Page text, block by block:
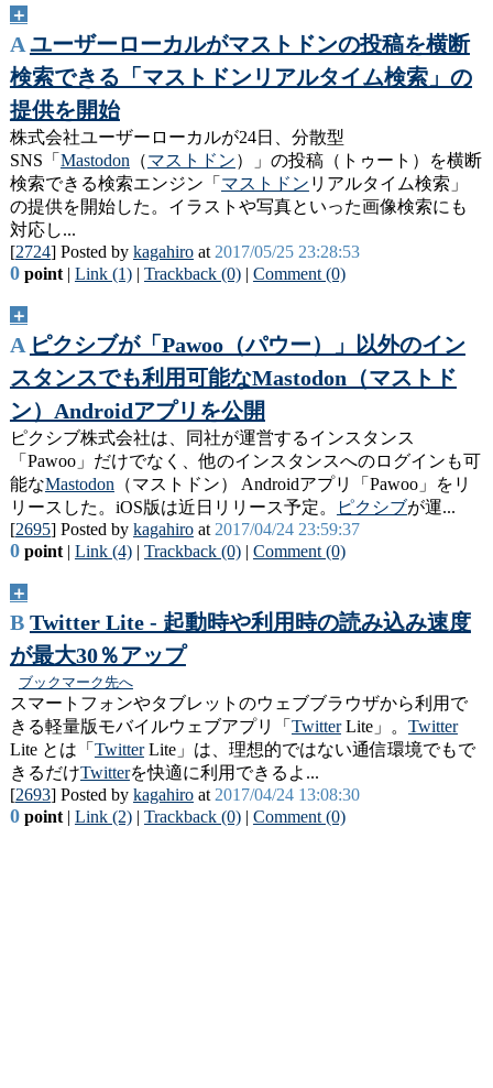
＋
A ユーザーローカルがマストドンの投稿を横断
検索できる「マストドンリアルタイム検索」の
提供を開始
株式会社ユーザーローカルが24日、分散型
SNS「 Mastodon （マストドン）」の投稿（トゥート）を横断
検索できる検索エンジン「 マストドン リアルタイム検索」
の提供を開始した。イラストや写真といった画像検索にも
対応し...
[2724] Posted by kagahiroat 2017/05/25 23:28:53
0point| Link (1)| Trackback (0)| Comment (0)
＋
A ピクシブが「Pawoo（パウー）」以外のイン
スタンスでも利用可能なMastodon（マストド
ン）Androidアプリを公開
ピクシブ株式会社は、同社が運営するインスタンス
「Pawoo」だけでなく、他のインスタンスへのログインも可
能なMastodon （マストドン） Androidアプリ「Pawoo」をリ
リースした。iOS版は近日リリース予定。
ピクシブが運...
[2695] Posted by kagahiroat 2017/04/24 23:59:37
0point| Link (4)| Trackback (0)| Comment (0)
＋
B Twitter Lite - 起動時や利用時の読み込み速度
が最大30％アップ
ブックマーク先へ
スマートフォンやタブレットのウェブブラウザから利用で
きる軽量版モバイルウェブアプリ「 TwitterLite」。 Twitter
Lite とは「 TwitterLite」は、理想的ではない通信環境でもで
きるだけTwitterを快適に利用できるよ...
[2693] Posted by kagahiroat 2017/04/24 13:08:30
0point| Link (2)| Trackback (0)| Comment (0)